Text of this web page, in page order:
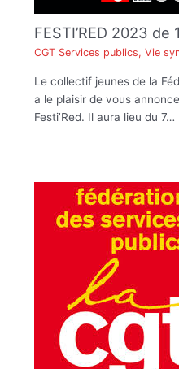
FESTI’RED 2023 de
CGT Services publics, Vie
Le collectif jeunes de la
a le plaisir de vous
Festi’Red. Il aura lieu du 7…